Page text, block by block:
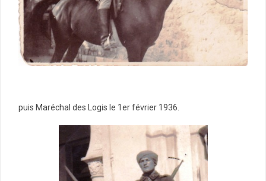
puis Maréchal des Logis le 1er février 1936.